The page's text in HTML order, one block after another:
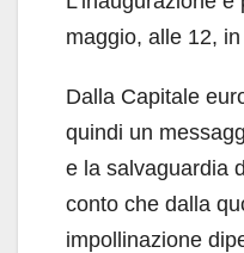
maggio, alle 12,
Dalla Capitale
quindi un
e la salvaguardia
conto che dalla
impollinazione